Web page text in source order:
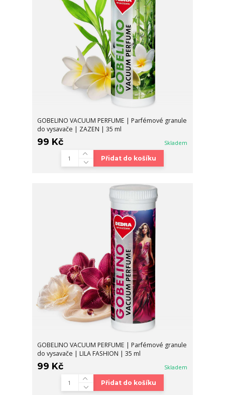
GOBELINO VACUUM PERFUME | Parfémové granule
do vysavače | ZAZEN | 35 ml
99 Kč Skladem
Přidat do košíku
GOBELINO VACUUM PERFUME | Parfémové granule
do vysavače | LILA FASHION | 35 ml
99 Kč Skladem
Přidat do košíku